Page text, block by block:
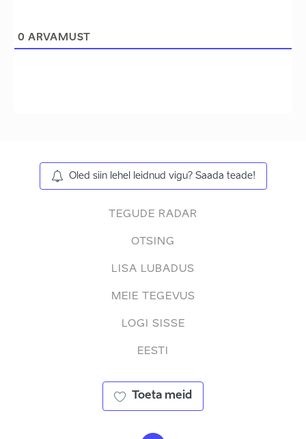
0 ARVAMUST
Oled siin lehel leidnud vigu? Saada teade!
TEGUDE RADAR
OTSING
LISA LUBADUS
MEIE TEGEVUS
LOGI SISSE
EESTI
Toeta meid